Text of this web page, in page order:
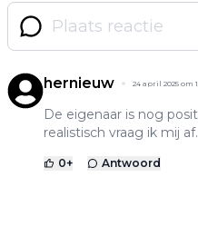
hernieuw 24 april 2025 om
De eigenaar is nog
realistisch vraag ik mij af.
0+ Antwoord